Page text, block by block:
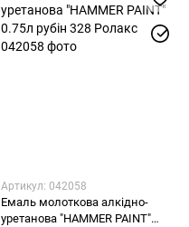
Артикул: 042058
Емаль молоткова алкідно-
уретанова "HAMMER PAINT"